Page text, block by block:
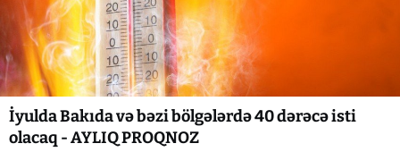
İyulda Bakıda və bəzi bölgələrdə 40 dərəcə isti
olacaq - AYLIQ PROQNOZ